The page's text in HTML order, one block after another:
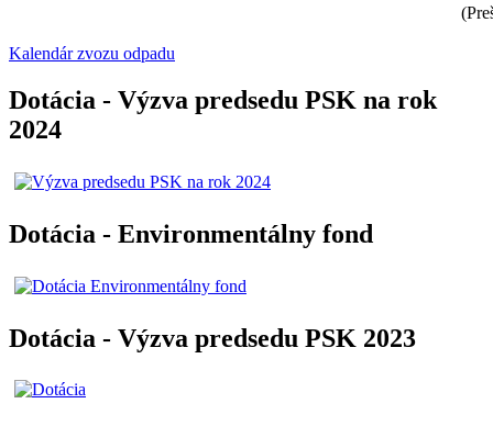
Kalendár zvozu odpadu
Dotácia - Výzva predsedu PSK na rok
2024
Dotácia - Environmentálny fond
Dotácia - Výzva predsedu PSK 2023